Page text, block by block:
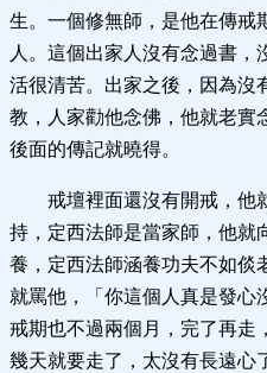
生。一個修無師，是他在傳戒
人。這個出家人沒有念過書，
活很清苦。出家之後，因為沒
教，人家勸他念佛，他就老實
後面的傳記就曉得。
戒壇裡面還沒有開戒，他
持，定西法師是當家師，他就
養，定西法師涵養功夫不如倓
就罵他，「你這個人真是發心
戒期也不過兩個月，完了再走
幾天就要走了，太沒有長遠心